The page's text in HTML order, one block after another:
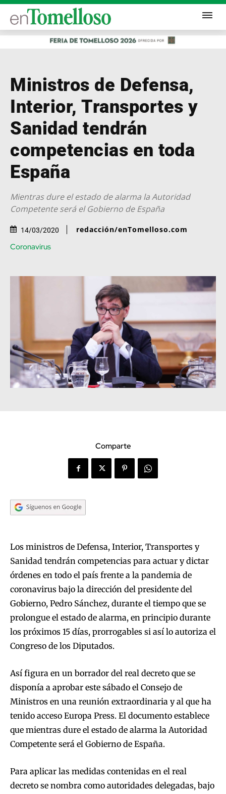
Ministros de Defensa,
Interior, Transportes y
Sanidad tendrán
competencias en toda
España
Mientras dure el estado de alarma la Autoridad
Competente será el Gobierno de España
14/03/2020 redacción/enTomelloso.com
Coronavirus
Comparte
Los ministros de Defensa, Interior, Transportes y
Sanidad tendrán competencias para actuar y dictar
órdenes en todo el país frente a la pandemia de
coronavirus bajo la dirección del presidente del
Gobierno, Pedro Sánchez, durante el tiempo que se
prolongue el estado de alarma, en principio durante
los próximos 15 días, prorrogables si así lo autoriza el
Congreso de los Diputados.
Así figura en un borrador del real decreto que se
disponía a aprobar este sábado el Consejo de
Ministros en una reunión extraordinaria y al que ha
tenido acceso Europa Press. El documento establece
que mientras dure el estado de alarma la Autoridad
Competente será el Gobierno de España.
Para aplicar las medidas contenidas en el real
decreto se nombra como autoridades delegadas, bajo